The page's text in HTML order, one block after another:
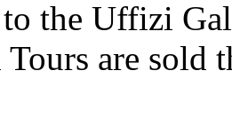
the Uffizi
Tours are